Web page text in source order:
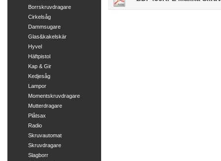
Borrskruvdragare
Cirkelsåg
Dammsugare
Glas&kakelskär
Hyvel
Häftpistol
Kap & Gir
Kedjesåg
Lampor
Momentskruvdragare
Mutterdragare
Plåtsax
Radio
Skruvautomat
Skruvdragare
Slagborr